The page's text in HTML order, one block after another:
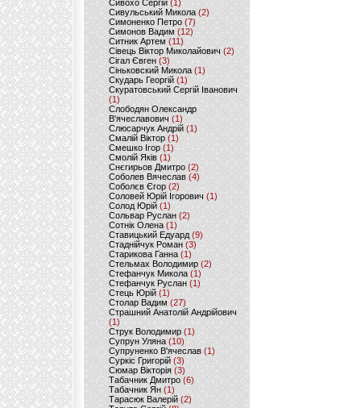
Сивохо Сергій(1)
Сивульський Микола(2)
Симоненко Петро(7)
Симонов Вадим (12)
Ситник Артем(11)
Сівець Віктор Миколайович(2)
Сігал Євген (3)
Сіньковский Микола(1)
Скударь Георгій (1)
Скуратовський Сергій Іванович
(1)
Слободян Олександр
В'ячеславович(1)
Слюсарчук Андрій(1)
Смалій Віктор (1)
Смешко Ігор (1)
Смолій Яків (1)
Снєгирьов Дмитро (2)
Соболев Вячеслав (4)
Соболєв Єгор(2)
Соловей Юрій Ігорович (1)
Солод Юрій (1)
Сольвар Руслан (2)
Сотнік Олена(1)
Ставицький Едуард (9)
Стаднійчук Роман(3)
Старикова Ганна (1)
Стельмах Володимир(2)
Стефанчук Микола (1)
Стефанчук Руслан (1)
Стець Юрій (1)
Столар Вадим(27)
Страшний Анатолій Андрійович
(1)
Струк Володимир (1)
Супрун Уляна (10)
Супруненко В'ячеслав (1)
Суркіс Григорій (3)
Сюмар Вікторія (3)
Табачник Дмитро (6)
Табачник Ян(1)
Тарасюк Валерій (2)